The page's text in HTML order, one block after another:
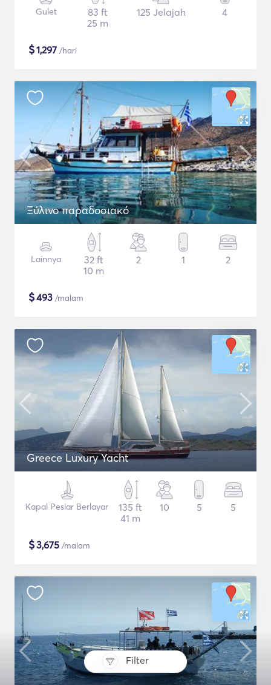
Filter
Gulet
83 ft
25 m
125 Jelajah 4
$1,297 /hari
Ξύλινο παραδοσιακό
Lainnya
32 ft
10 m
2 1 2
$493 /malam
Greece Luxury Yacht
Kapal Pesiar Berlayar
135 ft
41 m
10 5 5
$3,675 /malam